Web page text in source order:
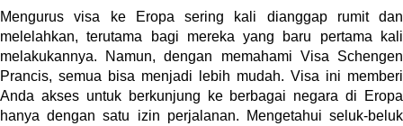
Mengurus visa ke Eropa sering kali dianggap rumit dan
melelahkan, terutama bagi mereka yang baru pertama kali
melakukannya. Namun, dengan memahami Visa Schengen
Prancis, semua bisa menjadi lebih mudah. Visa ini memberi
Anda akses untuk berkunjung ke berbagai negara di Eropa
hanya dengan satu izin perjalanan. Mengetahui seluk-beluk